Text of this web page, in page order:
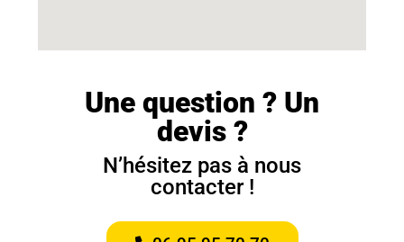
Une question ? Un
devis ?
N’hésitez pas à nous
contacter !